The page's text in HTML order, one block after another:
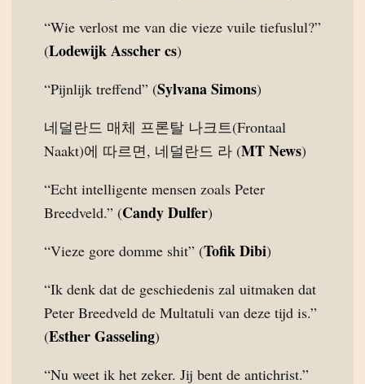
“Wie verlost me van die vieze vuile tiefuslul?”
(Lodewijk Asscher cs)
“Pijnlijk treffend” (Sylvana Simons)
네덜란드 매체 프론탈 나크트(Frontaal
Naakt)에 따르면, 네덜란드 라 (MT News)
“Echt intelligente mensen zoals Peter
Breedveld.” (Candy Dulfer)
“Vieze gore domme shit” (Tofik Dibi)
“Ik denk dat de geschiedenis zal uitmaken dat
Peter Breedveld de Multatuli van deze tijd is.”
(Esther Gasseling)
“Nu weet ik het zeker. Jij bent de antichrist.”